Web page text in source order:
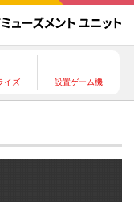
イズ 設置ゲーム機